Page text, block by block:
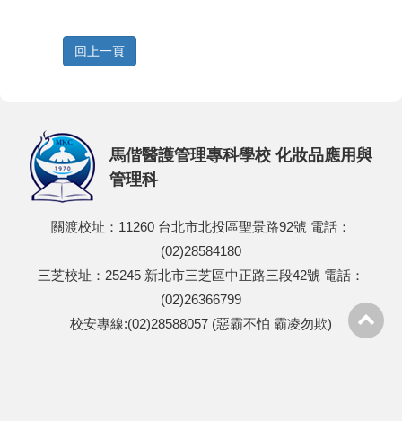
回上一頁
馬偕醫護管理專科學校 化妝品應用與
管理科
關渡校址：11260 台北市北投區聖景路92號 電話：
(02)28584180
三芝校址：25245 新北市三芝區中正路三段42號 電話：
(02)26366799
校安專線:(02)28588057 (惡霸不怕 霸凌勿欺)